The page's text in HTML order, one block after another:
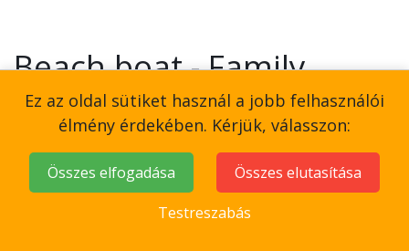
Beach boat - Family
ticket - open
19,500Ft
Ez az oldal sütiket használ a jobb felhasználói
élmény érdekében. Kérjük, válasszon:
Összes elfogadása
Összes elutasítása
Testreszabás